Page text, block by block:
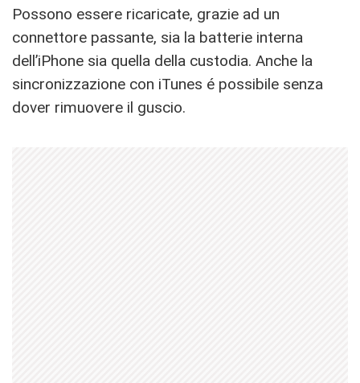
Possono essere ricaricate, grazie ad un
connettore passante, sia la batterie interna
dell’iPhone sia quella della custodia. Anche la
sincronizzazione con iTunes é possibile senza
dover rimuovere il guscio.